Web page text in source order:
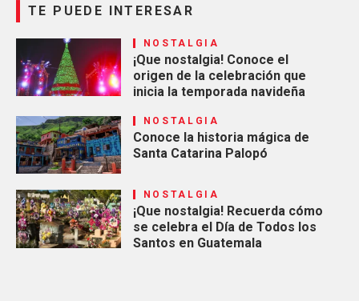
TE PUEDE INTERESAR
NOSTALGIA
¡Que nostalgia! Conoce el
origen de la celebración que
inicia la temporada navideña
NOSTALGIA
Conoce la historia mágica de
Santa Catarina Palopó
NOSTALGIA
¡Que nostalgia! Recuerda cómo
se celebra el Día de Todos los
Santos en Guatemala